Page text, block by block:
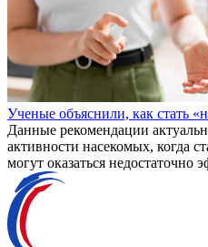
Ученые объяснили, как стать
Данные рекомендации
активности насекомых, когда
могут оказаться недостаточно